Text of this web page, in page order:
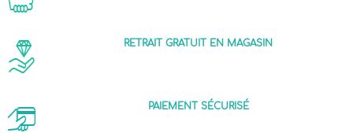
RETRAIT GRATUIT EN MAGASIN
PAIEMENT SÉCURISÉ